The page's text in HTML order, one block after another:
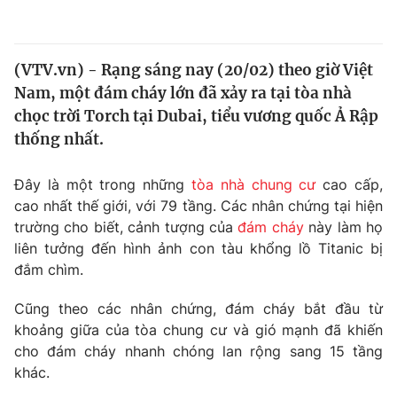
Thế giới
Tin tức
Câu chuyện quốc tế
Kinh tế
Tài chính
Thị trường
Góc doanh nghiệp
Dữ liệu và đời sống
Truyền hình
Hậu trường
Nhân vật
Giải trí
Điện ảnh
Âm nhạc
Đời sống
(VTV.vn) - Rạng sáng nay (20/02) theo giờ Việt
Nam, một đám cháy lớn đã xảy ra tại tòa nhà
chọc trời Torch tại Dubai, tiểu vương quốc Ả Rập
thống nhất.
Đây là một trong những tòa nhà chung cưcao cấp,
cao nhất thế giới, với 79 tầng. Các nhân chứng tại hiện
trường cho biết, cảnh tượng củađám cháynày làm họ
liên tưởng đến hình ảnh con tàu khổng lồ Titanic bị
đắm chìm.
Cũng theo các nhân chứng, đám cháy bắt đầu từ
khoảng giữa của tòa chung cư và gió mạnh đã khiến
cho đám cháy nhanh chóng lan rộng sang 15 tầng
khác.